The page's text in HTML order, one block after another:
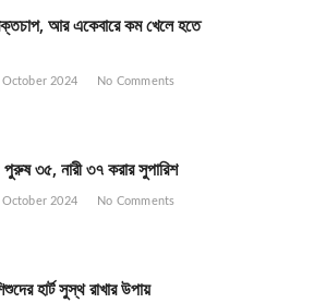
আর একেবারে কম খেলে হতে
October 2024 No Comments
পুরুষ ৩৫, নারী ৩৭ করার সুপারিশ
October 2024 No Comments
হার্ট সুস্থ রাখার উপায়